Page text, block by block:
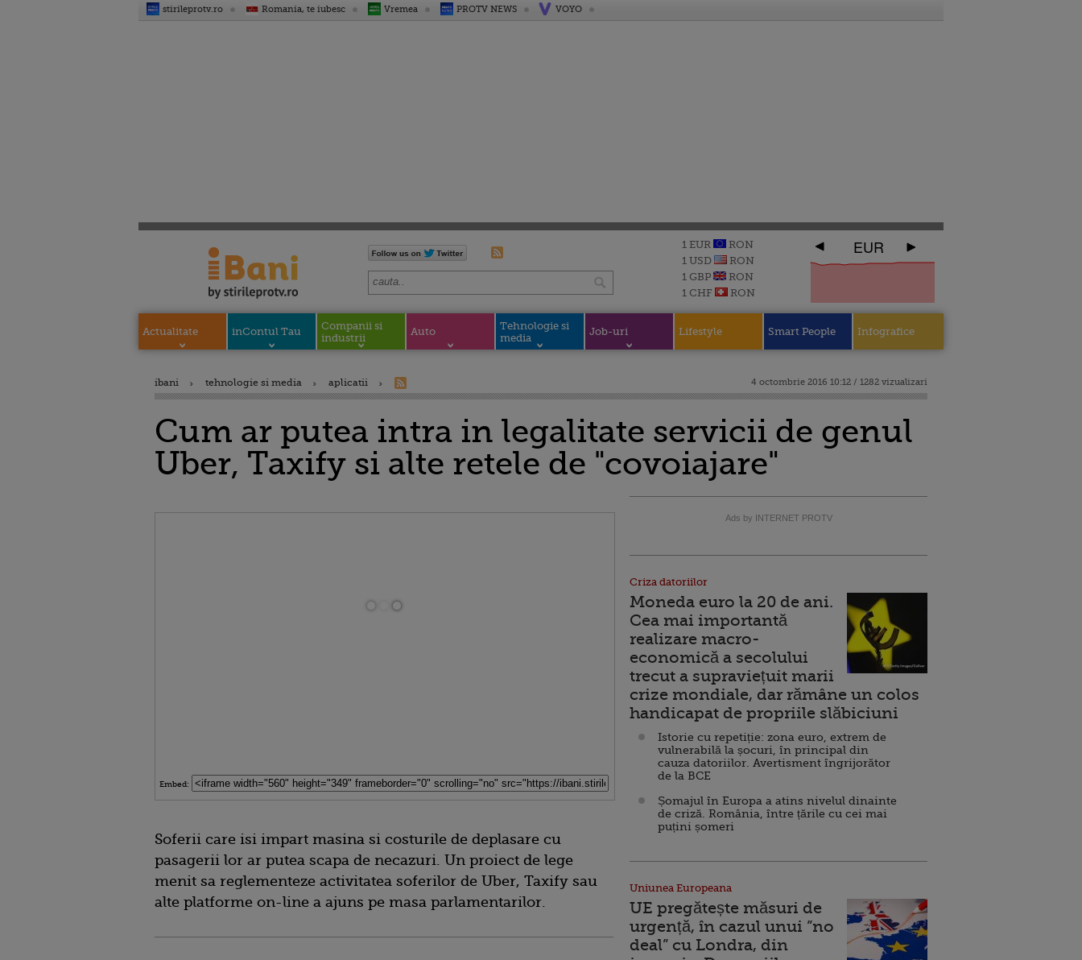
stirileprotv.ro Romania, te iubesc Vremea PROTV NEWS VOYO
1 EUR
RON
1 USD
RON
1 GBP
RON
1 CHF
RON
EUR
Actualitate inContul Tau
Companii si
industrii
Auto
Tehnologie si
media
Job-uri Lifestyle Smart People Infografice
ibani tehnologie si media aplicatii 4 octombrie 2016 10:12 / 1282 vizualizari
Cum ar putea intra in legalitate servicii de genul
Uber, Taxify si alte retele de "covoiajare"
Embed:
Soferii care isi impart masina si costurile de deplasare cu
pasagerii lor ar putea scapa de necazuri. Un proiect de lege
menit sa reglementeze activitatea soferilor de Uber, Taxify sau
alte platforme on-line a ajuns pe masa parlamentarilor.
Ads by INTERNET PROTV
Criza datoriilor
Moneda euro la 20 de ani.
Cea mai importantă
realizare macro-
economică a secolului
trecut a supraviețuit marii
crize mondiale, dar rămâne un colos
handicapat de propriile slăbiciuni
Istorie cu repetiție: zona euro, extrem de
vulnerabilă la șocuri, în principal din
cauza datoriilor. Avertisment îngrijorător
de la BCE
Șomajul în Europa a atins nivelul dinainte
de criză. România, între țările cu cei mai
puțini șomeri
Uniunea Europeana
UE pregătește măsuri de
urgență, în cazul unui ”no
deal” cu Londra, din